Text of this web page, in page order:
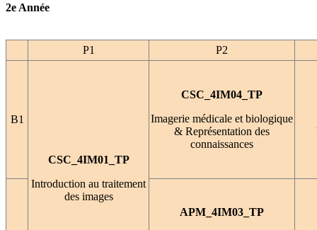
2e Année
P1 P2
B1
CSC_4IM01_TP
Introduction au traitement
des images
CSC_4IM04_TP
Imagerie médicale et biologique
& Représentation des
connaissances
APM_4IM03_TP